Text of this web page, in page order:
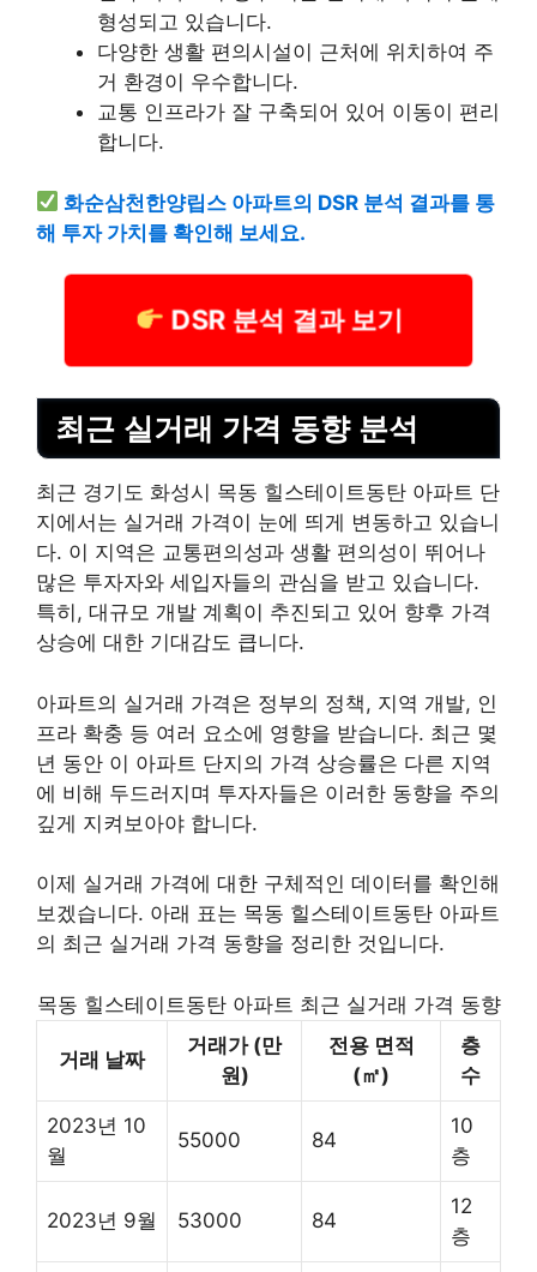
형성되고 있습니다.
다양한 생활 편의시설이 근처에 위치하여 주
거 환경이 우수합니다.
교통 인프라가 잘 구축되어 있어 이동이 편리
합니다.
화순삼천한양립스 아파트의 DSR 분석 결과를 통
해 투자 가치를 확인해 보세요.
DSR 분석 결과 보기
최근 실거래 가격 동향 분석
최근 경기도 화성시 목동 힐스테이트동탄 아파트 단
지에서는 실거래 가격이 눈에 띄게 변동하고 있습니
다. 이 지역은 교통편의성과 생활 편의성이 뛰어나
많은 투자자와 세입자들의 관심을 받고 있습니다.
특히, 대규모 개발 계획이 추진되고 있어 향후 가격
상승에 대한 기대감도 큽니다.
아파트의 실거래 가격은 정부의 정책, 지역 개발, 인
프라 확충 등 여러 요소에 영향을 받습니다. 최근 몇
년 동안 이 아파트 단지의 가격 상승률은 다른 지역
에 비해 두드러지며 투자자들은 이러한 동향을 주의
깊게 지켜보아야 합니다.
이제 실거래 가격에 대한 구체적인 데이터를 확인해
보겠습니다. 아래 표는 목동 힐스테이트동탄 아파트
의 최근 실거래 가격 동향을 정리한 것입니다.
목동 힐스테이트동탄 아파트 최근 실거래 가격 동향
거래 날짜
거래가 (만
원)
전용 면적
(㎡)
층
수
2023년 10
월
55000 84
10
층
2023년 9월 53000 84
12
층